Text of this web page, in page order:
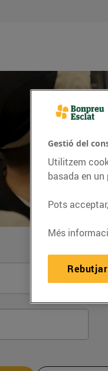
Gestió del
Utilitzem
basada en
Pots
Més
Rebutjar